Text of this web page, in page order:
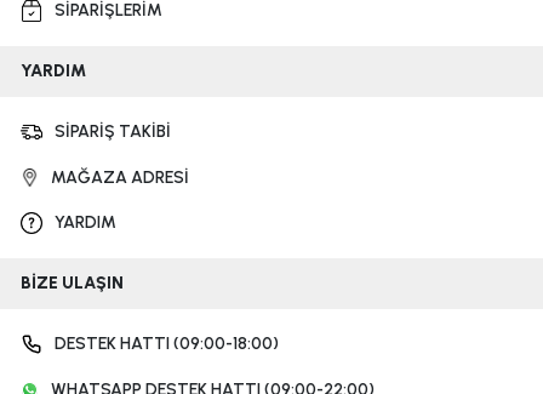
SİPARİŞLERİM
YARDIM
SİPARİŞ TAKİBİ
MAĞAZA ADRESİ
YARDIM
BİZE ULAŞIN
DESTEK HATTI (09:00-18:00)
WHATSAPP DESTEK HATTI (09:00-22:00)